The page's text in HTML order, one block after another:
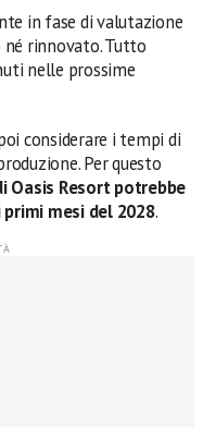
in fase di valutazione
rinnovato. Tutto
nelle prossime
considerare i tempi di
Per questo
Oasis Resort potrebbe
mesi del 2028.